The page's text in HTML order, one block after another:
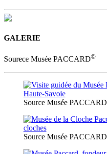
GALERIE
Sourece Musée PACCARD©
Source Musée PACCARD
Source Musée PACCARD